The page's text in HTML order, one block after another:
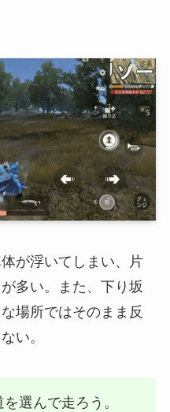
が浮いてしまい、片
多い。また、下り坂
場所ではそのまま反
い。
選んで走ろう。